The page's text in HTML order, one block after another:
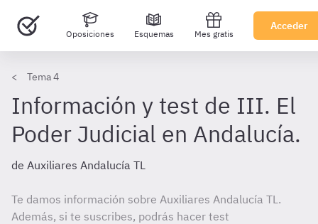
Oposiciones Esquemas Mes gratis
Acceder
Tema 4
Información y test de III. El
Poder Judicial en Andalucía.
de Auxiliares Andalucía TL
Te damos información sobre Auxiliares Andalucía TL.
Además, si te suscribes, podrás hacer test